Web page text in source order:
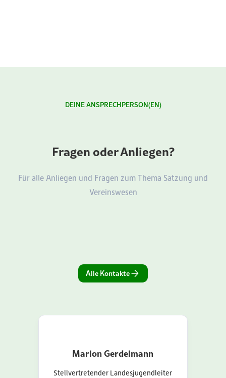
DEINE ANSPRECHPERSON(EN)
Fragen oder Anliegen?
Für alle Anliegen und Fragen zum Thema Satzung und
Vereinswesen
Alle Kontakte
Marlon Gerdelmann
Stellvertretender Landesjugendleiter